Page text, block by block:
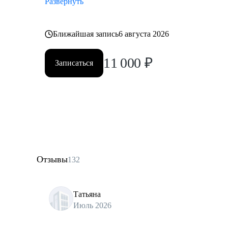
Ближайшая запись6 августа 2026
Записаться 11 000 ₽
Отзывы132
Татьяна
Июль 2026